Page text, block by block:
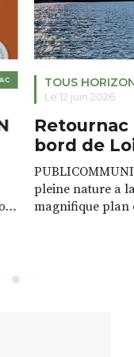
TOUS
Le 12 juin 2026
Retournac
bord de
pleine nature a
magnifique plan